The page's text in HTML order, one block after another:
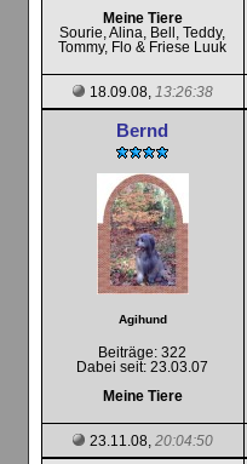
Meine Tiere
Sourie, Alina, Bell, Teddy,
Tommy, Flo & Friese Luuk
18.09.08, 13:26:38
Bernd
Agihund
Beiträge: 322
Dabei seit: 23.03.07
Meine Tiere
23.11.08, 20:04:50